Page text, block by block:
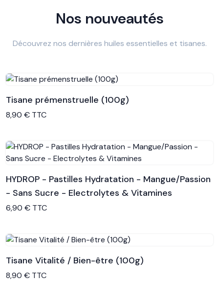
Nos nouveautés
Découvrez nos dernières huiles essentielles et tisanes.
Voir le produit
Tisane prémenstruelle (100g)
8,90 € TTC
Voir le produit
HYDROP - Pastilles Hydratation - Mangue/Passion
- Sans Sucre - Electrolytes & Vitamines
6,90 € TTC
Voir le produit
Tisane Vitalité / Bien-être (100g)
8,90 € TTC